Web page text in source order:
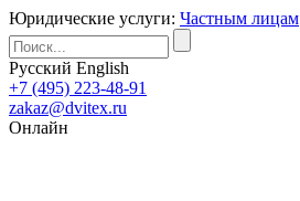
Юридические услуги: Частным лицам
Русский English
+7 (495) 223-48-91
zakaz@dvitex.ru
Онлайн